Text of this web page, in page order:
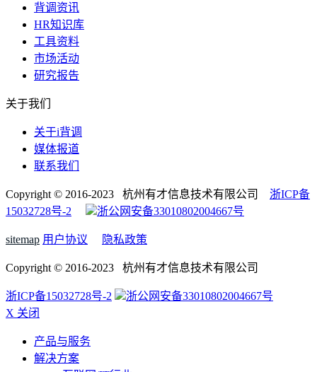
背调资讯
HR知识库
工具资料
市场活动
研究报告
关于我们
关于i背调
媒体报道
联系我们
Copyright © 2016-2023 杭州有才信息技术有限公司 浙ICP备
15032728号-2
浙公网安备33010802004667号
sitemap 用户协议 隐私政策
Copyright © 2016-2023 杭州有才信息技术有限公司
浙ICP备15032728号-2
浙公网安备33010802004667号
X 关闭
产品与服务
解决方案